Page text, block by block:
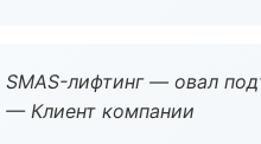
SMAS-лифтинг — овал
— Клиент компании